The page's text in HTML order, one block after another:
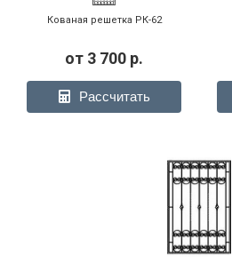
Кованая решетка РК-62
от 3 700 р.
Рассчитать